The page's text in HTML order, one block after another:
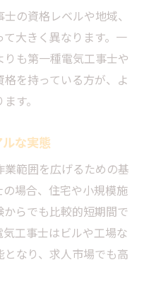
る電気工事士の選択
で変わる収入の差
を徹底比較
と将来性を比較解説
と今後の需要動向
の実務範囲と将来性
べきキャリアの道
術活用法
後の技術活用事例
で活かすポイント
の現場活躍術
の資格レベルや地域、
大きく異なります。一
も第一種電気工事士や
を持っている方が、よ
す。
な実態
範囲を広げるための基
場合、住宅や小規模施
らでも比較的短期間で
工事士はビルや工場な
なり、求人市場でも高